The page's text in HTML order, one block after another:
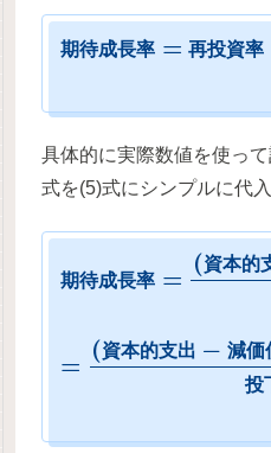
期待成長率 = 再投資率
具体的に実際数値を使っ
式を(5)式にシンプルに代
期待成長率 =
(資本的
=
(資本的支出 − 減価
投